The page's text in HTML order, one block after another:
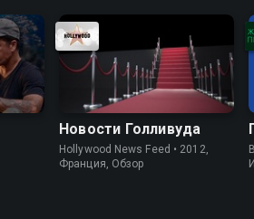
Новости Голливуда
Hollywood News Feed • 2012,
Франция, Обзор